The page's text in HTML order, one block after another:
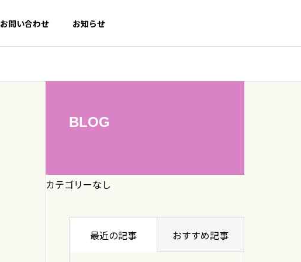
お問い合わせ お知らせ
BLOG
カテゴリーなし
最近の記事 おすすめ記事